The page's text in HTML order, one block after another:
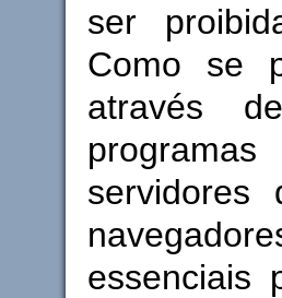
ser
Como se
através
essenciais